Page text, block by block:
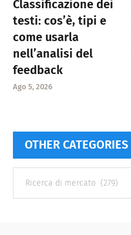
Classificazione dei
testi: cos’è, tipi e
come usarla
nell’analisi del
feedback
Ago 5, 2026
OTHER CATEGORIES
categories